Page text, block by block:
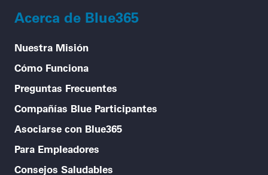
Acerca de Blue365
Nuestra Misión
Cómo Funciona
Preguntas Frecuentes
Compañías Blue Participantes
Asociarse con Blue365
Para Empleadores
Consejos Saludables